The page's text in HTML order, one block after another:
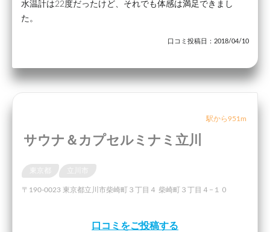
水温計は22度だったけど、それでも体感は満足できまし
た。
口コミ投稿日：2018/04/10
駅から951m
サウナ＆カプセルミナミ立川
東京都
〒190-0023 東京都立川市柴崎町３丁目４ 柴崎町３丁目４−１０
口コミをご投稿する